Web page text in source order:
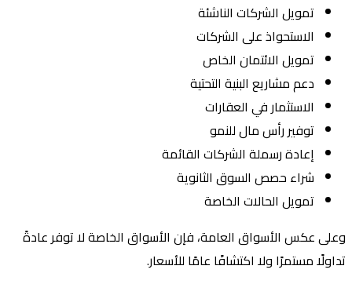
تمويل الشركات الناشئة
الاستحواذ على الشركات
تمويل الائتمان الخاص
دعم مشاريع البنية التحتية
الاستثمار في العقارات
توفير رأس مال للنمو
إعادة رسملة الشركات القائمة
شراء حصص السوق الثانوية
تمويل الحالات الخاصة
وعلى عكس الأسواق العامة، فإن الأسواق الخاصة لا توفر عادةً
تداولًا مستمرًا ولا اكتشافًا عامًا للأسعار.